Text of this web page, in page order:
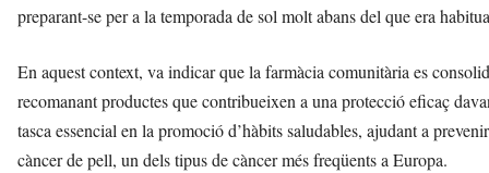
preparant-se per a la temporada de sol molt abans del que era
En aquest context, va indicar que la farmàcia comunitària es
recomanant productes que contribueixen a una protecció eficaç
tasca essencial en la promoció d’hàbits saludables, ajudant a
càncer de pell, un dels tipus de càncer més freqüents a Europa.